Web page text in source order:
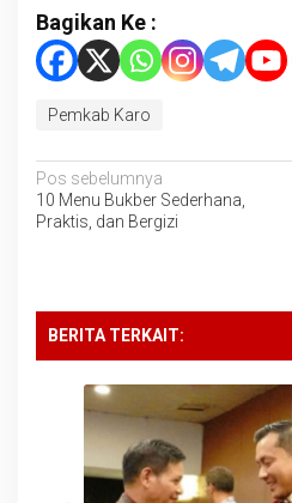
Bagikan Ke :
Pemkab Karo
Navigasi
pos
Pos sebelumnya
10 Menu Bukber Sederhana,
Praktis, dan Bergizi
BERITA TERKAIT: